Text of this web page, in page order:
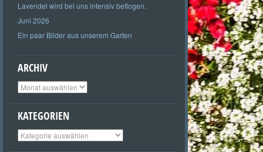
Lavendel wird bei uns intensiv beflogen.
Juni 2026
Ein paar Bilder aus unserem Garten
ARCHIV
Archiv
KATEGORIEN
Kategorien